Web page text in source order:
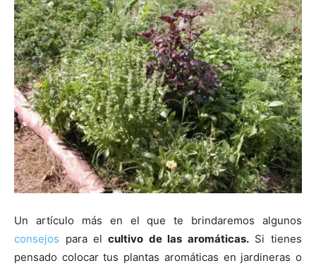
Un artículo más en el que te brindaremos algunos
consejos para el cultivo de las aromáticas.Si tienes
pensado colocar tus plantas aromáticas en jardineras o